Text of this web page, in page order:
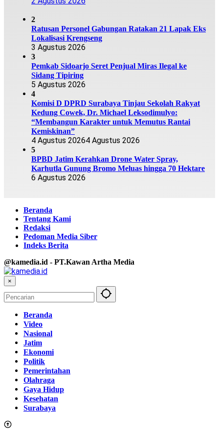
2
Ratusan Personel Gabungan Ratakan 21 Lapak Eks
Lokalisasi Krengseng
3 Agustus 2026
3
Pemkab Sidoarjo Seret Penjual Miras Ilegal ke
Sidang Tipiring
5 Agustus 2026
4
Komisi D DPRD Surabaya Tinjau Sekolah Rakyat
Kedung Cowek, Dr. Michael Leksodimulyo:
“Membangun Karakter untuk Memutus Rantai
Kemiskinan”
4 Agustus 20264 Agustus 2026
5
BPBD Jatim Kerahkan Drone Water Spray,
Karhutla Gunung Bromo Meluas hingga 70 Hektare
6 Agustus 2026
Beranda
Tentang Kami
Redaksi
Pedoman Media Siber
Indeks Berita
@kamedia.id - PT.Kawan Artha Media
×
Beranda
Video
Nasional
Jatim
Ekonomi
Politik
Pemerintahan
Olahraga
Gaya Hidup
Kesehatan
Surabaya